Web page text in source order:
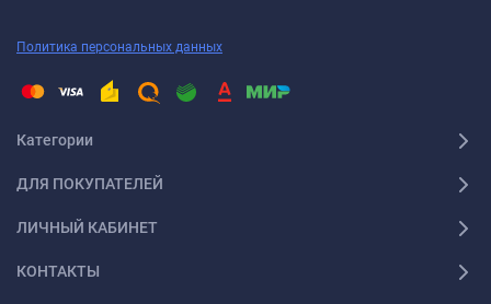
Политика персональных данных
Категории
ДЛЯ ПОКУПАТЕЛЕЙ
ЛИЧНЫЙ КАБИНЕТ
КОНТАКТЫ